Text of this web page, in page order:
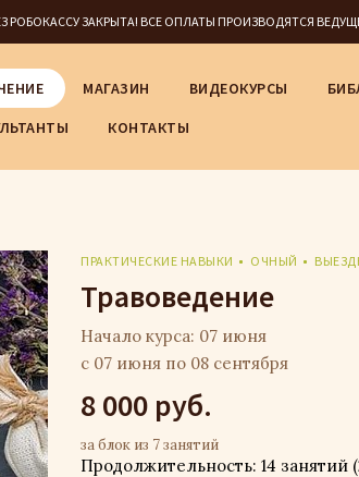
РОБОКАССУ ЗАКРЫТА! ВСЕ ОПЛАТЫ ПРОИЗВОДЯТСЯ
МАГАЗИН ВИДЕОКУРСЫ
КОНТАКТЫ
ПРАКТИЧЕСКИЕ НАВЫКИ ОЧНЫЙ
Травоведение
Начало курса: 07 июня
с 07 июня по 08 сентября
8 000 руб.
за блок из 7 занятий
Продолжительность: 14 занятий